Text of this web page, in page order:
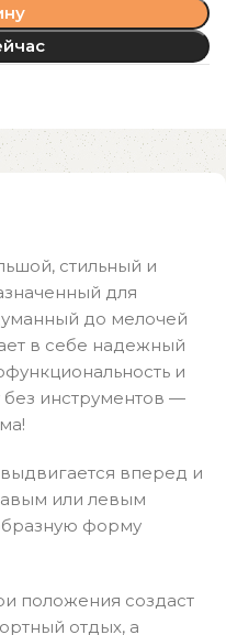
стильный и
для
до мелочей
в себе надежный
и
без инструментов —
вперед и
или левым
форму
положения создаст
отдых, а